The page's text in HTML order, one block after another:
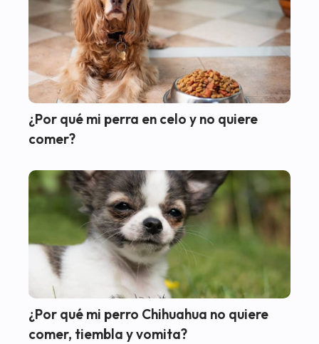
¿Por qué mi perra en celo y no quiere
comer?
¿Por qué mi perro Chihuahua no quiere
comer, tiembla y vomita?